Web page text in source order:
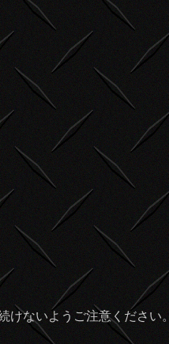
けないようご注意ください